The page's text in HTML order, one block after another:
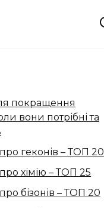
покращення
вони потрібні та
геконів – ТОП 20
хімію – ТОП 25
бізонів – ТОП 20